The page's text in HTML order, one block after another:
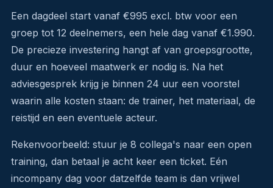
Een dagdeel start vanaf €995 excl. btw voor een
groep tot 12 deelnemers, een hele dag vanaf €1.990.
De precieze investering hangt af van groepsgrootte,
duur en hoeveel maatwerk er nodig is. Na het
adviesgesprek krijg je binnen 24 uur een voorstel
waarin alle kosten staan: de trainer, het materiaal, de
reistijd en een eventuele acteur.
Rekenvoorbeeld: stuur je 8 collega's naar een open
training, dan betaal je acht keer een ticket. Eén
incompany dag voor datzelfde team is dan vrijwel